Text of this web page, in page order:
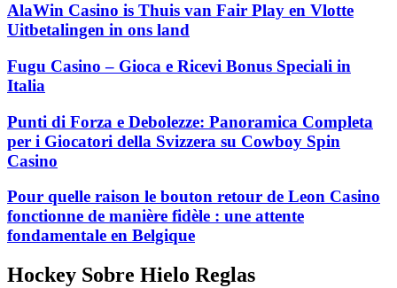
AlaWin Casino is Thuis van Fair Play en Vlotte
Uitbetalingen in ons land
Fugu Casino – Gioca e Ricevi Bonus Speciali in
Italia
Punti di Forza e Debolezze: Panoramica Completa
per i Giocatori della Svizzera su Cowboy Spin
Casino
Pour quelle raison le bouton retour de Leon Casino
fonctionne de manière fidèle : une attente
fondamentale en Belgique
Hockey Sobre Hielo Reglas